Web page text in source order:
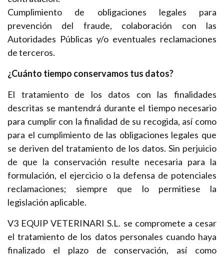
Cumplimiento de obligaciones legales para
prevención del fraude, colaboración con las
Autoridades Públicas y/o eventuales reclamaciones
de terceros.
¿Cuánto tiempo conservamos tus datos?
El tratamiento de los datos con las finalidades
descritas se mantendrá durante el tiempo necesario
para cumplir con la finalidad de su recogida, así como
para el cumplimiento de las obligaciones legales que
se deriven del tratamiento de los datos. Sin perjuicio
de que la conservación resulte necesaria para la
formulación, el ejercicio o la defensa de potenciales
reclamaciones; siempre que lo permitiese la
legislación aplicable.
V3 EQUIP VETERINARI S.L. se compromete a cesar
el tratamiento de los datos personales cuando haya
finalizado el plazo de conservación, así como